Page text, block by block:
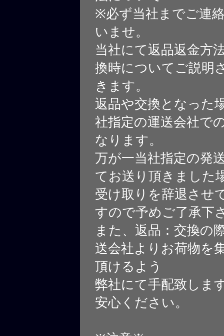
※必ず当社までご連
いませ。
当社にて返品返金方
換時についてご説明
きます。
返品や交換となった
社指定の運送会社で
なります。
万が一当社指定の発
てお送り頂きました
受け取りを辞退させ
すので予めご了承下
また、返品：交換の
送会社よりお荷物を
頂けるよう
弊社にて手配致しま
安心ください。